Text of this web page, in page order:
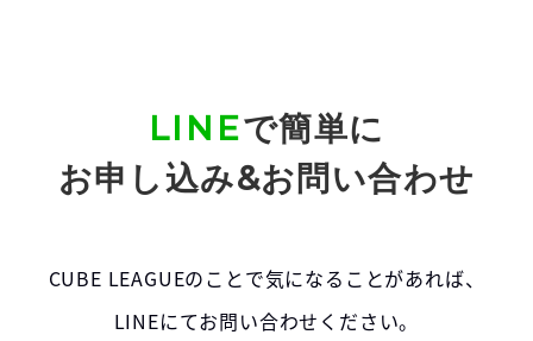
LINEで簡単に
お申し込み&お問い合わせ
CUBE LEAGUEのことで気になることがあれば、
LINEにてお問い合わせください。